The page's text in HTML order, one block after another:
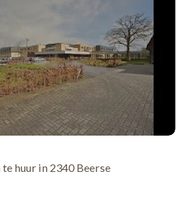
huur in 2340 Beerse